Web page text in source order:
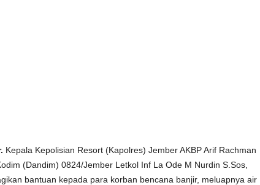
Kepala Kepolisian Resort (Kapolres) Jember AKBP Arif Rachman
(Dandim) 0824/Jember Letkol Inf La Ode M Nurdin S.Sos,
bantuan kepada para korban bencana banjir, meluapnya air